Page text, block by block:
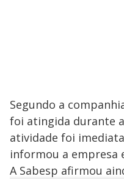
Segundo a
foi atingida durante a
atividade foi
informou a empresa
A Sabesp afirmou